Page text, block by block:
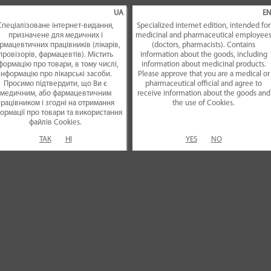
UA
інтернет-видання,
призначене для медичних і
працівників (лікарів,
фармацевтів). Містить
про товари, в тому числі,
інформацію про лікарські засоби.
Просимо підтвердити, що Ви є
медичним, або фармацевтичним
і згодні на отримання
про товари та використання
файлiв Cookies.
ТАК НІ
EN
Specialized internet edition, intended for
medicinal and pharmaceutical employees
(doctors, pharmacists). Contains
information about the goods, including
information about medicinal products.
Please approve that you are a medical or
pharmaceutical official and agree to
receive information about the goods and
the use of Сookies.
YES NO